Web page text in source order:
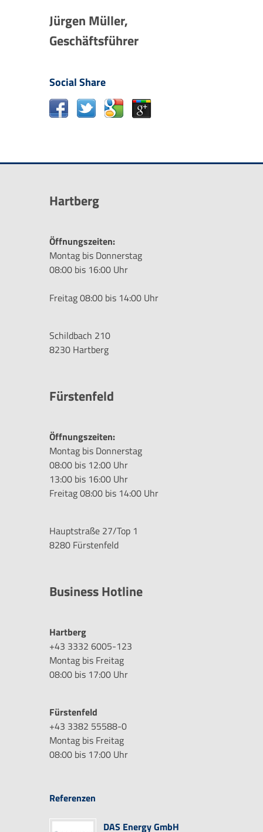
Jürgen Müller,
Geschäftsführer
Social Share
Hartberg
Öffnungszeiten:
Montag bis Donnerstag
08:00 bis 16:00 Uhr
Freitag 08:00 bis 14:00 Uhr
Schildbach 210
8230 Hartberg
Fürstenfeld
Öffnungszeiten:
Montag bis Donnerstag
08:00 bis 12:00 Uhr
13:00 bis 16:00 Uhr
Freitag 08:00 bis 14:00 Uhr
Hauptstraße 27/Top 1
8280 Fürstenfeld
Business Hotline
Hartberg
+43 3332 6005-123
Montag bis Freitag
08:00 bis 17:00 Uhr
Fürstenfeld
+43 3382 55588-0
Montag bis Freitag
08:00 bis 17:00 Uhr
Referenzen
DAS Energy GmbH